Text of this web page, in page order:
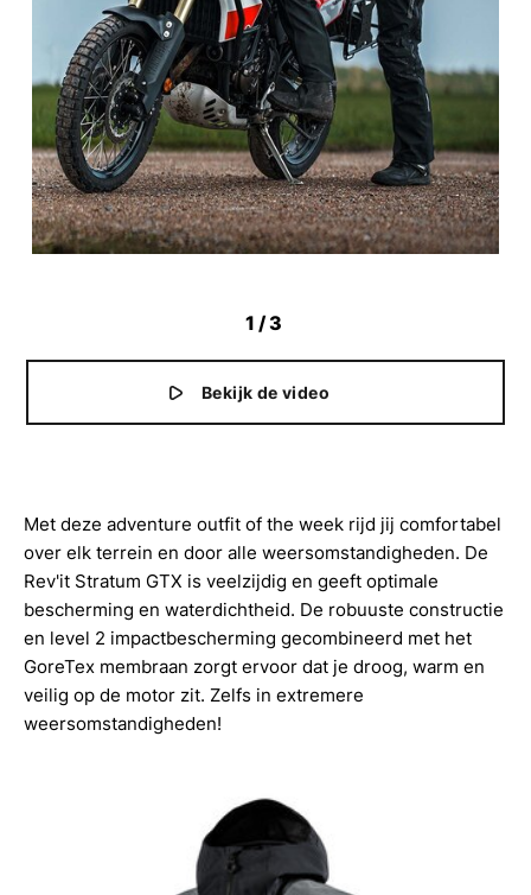
1 /3
Bekijk de video
Met deze adventure outfit of the week rijd jij comfortabel
over elk terrein en door alle weersomstandigheden. De
Rev'it Stratum GTX is veelzijdig en geeft optimale
bescherming en waterdichtheid. De robuuste constructie
en level 2 impactbescherming gecombineerd met het
GoreTex membraan zorgt ervoor dat je droog, warm en
veilig op de motor zit. Zelfs in extremere
weersomstandigheden!